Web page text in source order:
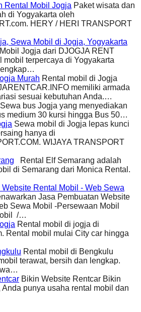
Rental Mobil Jogja Paket wisata dan
di Yogyakarta oleh
HERY / HERI TRANSPORT
Sewa Mobil di Jogja, Yogyakarta
Jogja dari DJOGJA RENT
mobil terpercaya di Yogyakarta
Murah Rental mobil di Jogja
memiliki armada
sesuai kebutuhan Anda.…
Sewa bus Jogja yang menyediakan
medium 30 kursi hingga Bus 50…
Sewa mobil di Jogja lepas kunci
hanya di
WIJAYA TRANSPORT
Rental Elf Semarang adalah
di Semarang dari Monica Rental.
Rental Mobil - Web Sewa
Jasa Pembuatan Website
Sewa Mobil -Persewaan Mobil
/…
Rental mobil di jogja di
Rental mobil mulai City car hingga
Rental mobil di Bengkulu
terawat, bersih dan lengkap.
Bikin Website Rentcar Bikin
Anda punya usaha rental mobil dan